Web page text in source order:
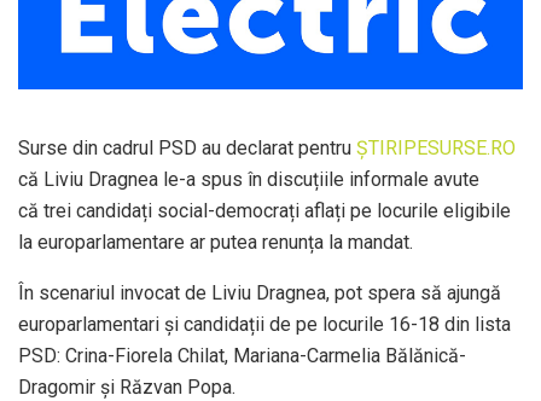
Surse din cadrul PSD au declarat pentru ȘTIRIPESURSE.RO
că Liviu Dragnea le-a spus în discuțiile informale avute
că trei candidați social-democrați aflați pe locurile eligibile
la europarlamentare ar putea renunța la mandat.
În scenariul invocat de Liviu Dragnea, pot spera să ajungă
europarlamentari și candidații de pe locurile 16-18 din lista
PSD: Crina-Fiorela Chilat, Mariana-Carmelia Bălănică-
Dragomir și Răzvan Popa.